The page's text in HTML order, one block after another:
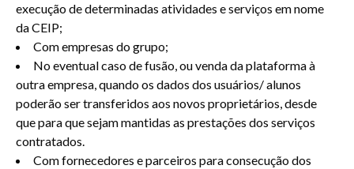
execução de determinadas atividades e serviços em nome
da CEIP;
Com empresas do grupo;
No eventual caso de fusão, ou venda da plataforma à
outra empresa, quando os dados dos usuários/ alunos
poderão ser transferidos aos novos proprietários, desde
que para que sejam mantidas as prestações dos serviços
contratados.
Com fornecedores e parceiros para consecução dos